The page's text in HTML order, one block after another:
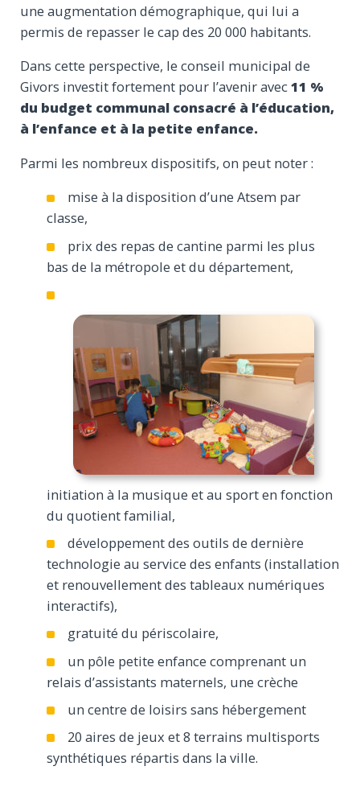
une augmentation démographique, qui lui a
permis de repasser le cap des 20 000 habitants.
Dans cette perspective, le conseil municipal de
Givors investit fortement pour l’avenir avec11 %
du budget communal consacré à l’éducation,
à l’enfance et à la petite enfance.
Parmi les nombreux dispositifs, on peut noter :
mise à la disposition d’une Atsem par
classe,
prix des repas de cantine parmi les plus
bas de la métropole et du département,
initiation à la musique et au sport en fonction
du quotient familial,
développement des outils de dernière
technologie au service des enfants (installation
et renouvellement des tableaux numériques
interactifs),
gratuité du périscolaire,
un pôle petite enfance comprenant un
relais d’assistants maternels, une crèche
un centre de loisirs sans hébergement
20 aires de jeux et 8 terrains multisports
synthétiques répartis dans la ville.